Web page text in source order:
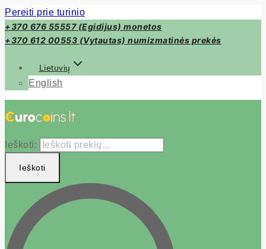
Pereiti prie turinio
+370 676 55557 (Egidijus) monetos
+370 612 00553 (Vytautas) numizmatinės prekės
Lietuvių
English
Ieškoti:
Ieškoti